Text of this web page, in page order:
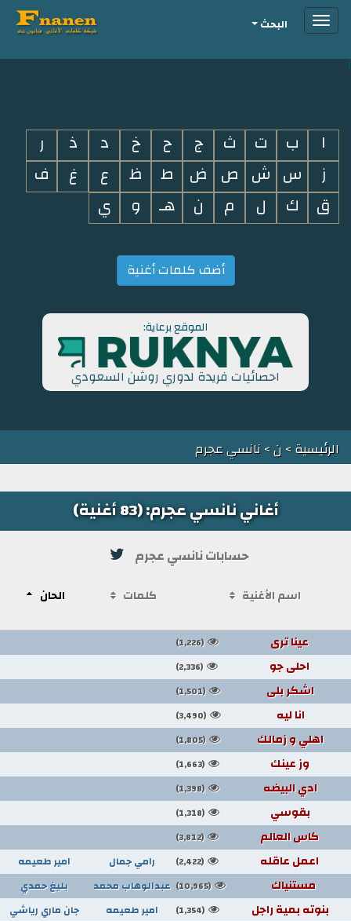
i
Toggleالبحث
ا ب ت ث ج ح خ د ذ
ر
ز
س ش ص ض ط ظ ع غ
ف
ق
ك ل م ن هـ و ي
أضف كلمات أغنية
الموقع برعاية:
احصائيات فريدة لدوري روشن السعودي
الرئيسية> ن> نانسي عجرم
أغاني نانسي عجرم: (83 أغنية)
حسابات نانسي عجرم
اسم الأغنية كلمات الحان
عينا ترى (1,226)
احلى جو (2,336)
اشكر بلى (1,501)
انا ليه (3,490)
اهلي و زمالك (1,805)
وز عينك (1,663)
ادي البيضه (1,398)
بقوسي (1,318)
كاس العالم (3,812)
اعمل عاقله (2,422) رامي جمال امير طعيمه
مستنياك (10,965) عبدالوهاب محمد بليغ حمدي
بنوته بمية راجل (1,354) امير طعيمه جان ماري رياشي